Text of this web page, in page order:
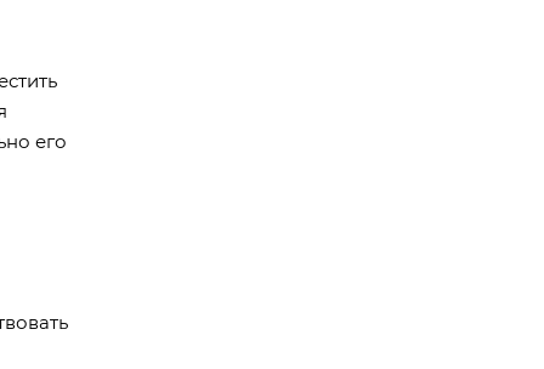
его